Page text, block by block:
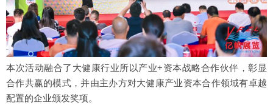
本次活动融合了大健康行业所以产业+资本战略合作伙伴，彰显
合作共赢的模式，并由主办方对大健康产业资本合作领域有卓越
配置的企业颁发奖项。